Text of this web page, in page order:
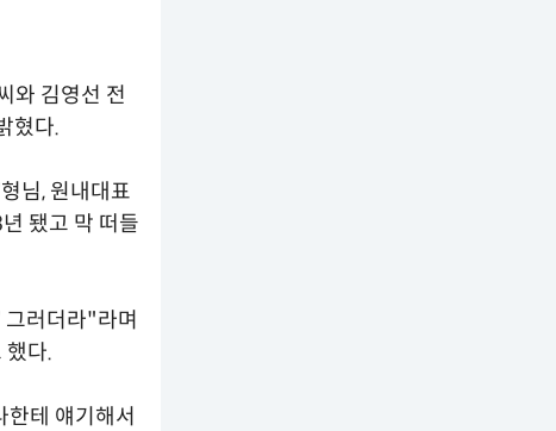
와 김영선 전
혔다.
님, 원내대표
됐고 막 떠들
러더라"라며
다.
테 얘기해서